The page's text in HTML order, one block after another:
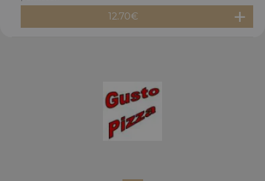
12.70€